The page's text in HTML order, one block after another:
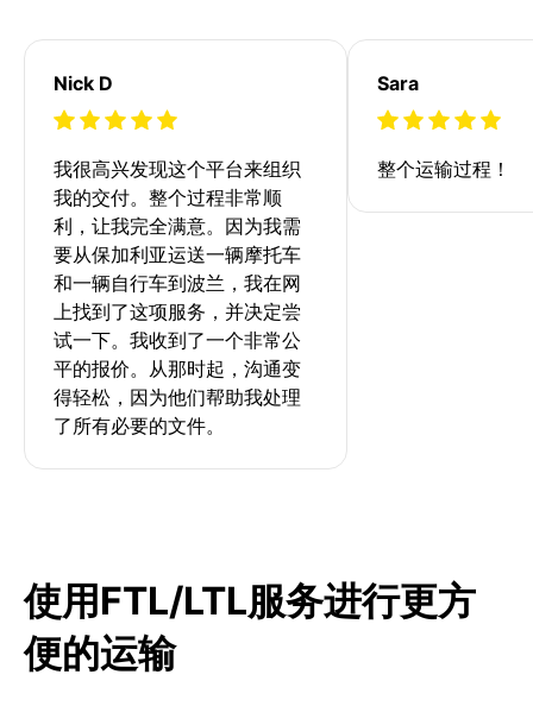
Nick D
我很高兴发现这个平台来组织
我的交付。整个过程非常顺
利，让我完全满意。因为我需
要从保加利亚运送一辆摩托车
和一辆自行车到波兰，我在网
上找到了这项服务，并决定尝
试一下。我收到了一个非常公
平的报价。从那时起，沟通变
得轻松，因为他们帮助我处理
了所有必要的文件。
Sara
整个运输过程！
使用FTL/LTL服务进行更方
便的运输